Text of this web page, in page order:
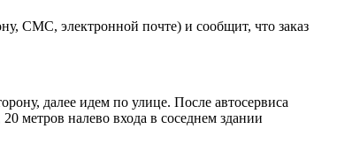
СМС, электронной почте) и сообщит, что заказ
далее идем по улице. После автосервиса
метров налево входа в соседнем здании